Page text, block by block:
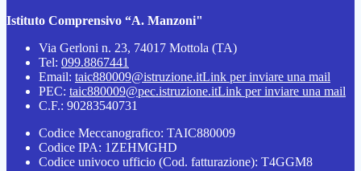
Istituto Comprensivo “A. Manzoni"
Via Gerloni n. 23, 74017 Mottola (TA)
Tel: 099.8867441
Email: taic880009@istruzione.itLink per inviare una mail
PEC: taic880009@pec.istruzione.itLink per inviare una mail
C.F.: 90283540731
Codice Meccanografico: TAIC880009
Codice IPA: 1ZEHMGHD
Codice univoco ufficio (Cod. fatturazione): T4GGM8